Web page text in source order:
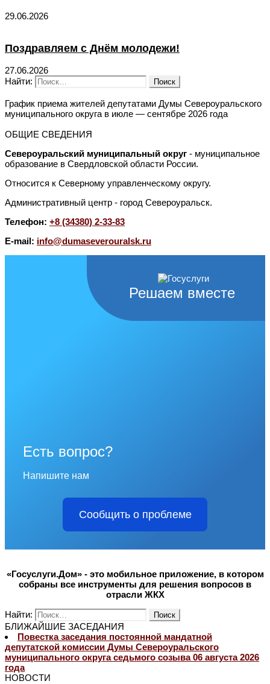
29.06.2026
Поздравляем с Днём молодежи!
27.06.2026
Найти:
График приема жителей депутатами Думы Североуральского
муниципального округа в июле — сентябре 2026 года
ОБЩИЕ СВЕДЕНИЯ
Североуральский муниципальный округ - муниципальное
образование в Свердловской области России.
Относится к Северному управленческому округу.
Административный центр - город Североуральск.
Телефон: +8 (34380) 2-33-83
E-mail: info@dumaseverouralsk.ru
Решаем вместе
Есть вопрос?
Напишите нам
Сообщить о проблеме
«Госуслуги.Дом» - это мобильное приложение, в котором
собраны все инструменты для решения вопросов в
отрасли ЖКХ
Найти:
БЛИЖАЙШИЕ ЗАСЕДАНИЯ
Повестка заседания постоянной мандатной
депутатской комиссии Думы Североуральского
муниципального округа седьмого созыва 06 августа 2026
года
НОВОСТИ